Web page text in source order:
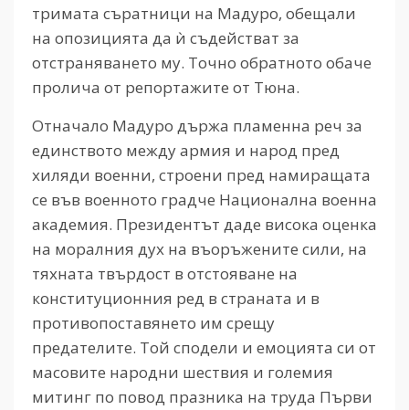
тримата съратници на Мадуро, обещали
на опозицията да ѝ съдействат за
отстраняването му. Точно обратното обаче
пролича от репортажите от Тюна.
Отначало Мадуро държа пламенна реч за
единството между армия и народ пред
хиляди военни, строени пред намиращата
се във военното градче Национална военна
академия. Президентът даде висока оценка
на моралния дух на въоръжените сили, на
тяхната твърдост в отстояване на
конституционния ред в страната и в
противопоставянето им срещу
предателите. Той сподели и емоцията си от
масовите народни шествия и големия
митинг по повод празника на труда Първи